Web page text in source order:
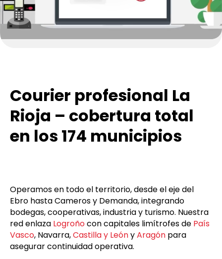
Courier profesional La
Rioja – cobertura total
en los 174 municipios
Operamos en todo el territorio, desde el eje del
Ebro hasta Cameros y Demanda, integrando
bodegas, cooperativas, industria y turismo. Nuestra
red enlaza Logroñocon capitales limítrofes de País
Vasco, Navarra,Castilla y LeónyAragón para
asegurar continuidad operativa.